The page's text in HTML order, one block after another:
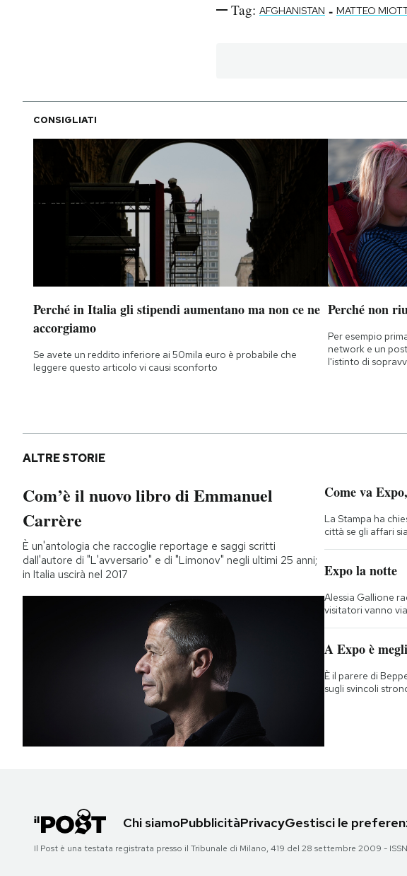
Tag: AFGHANISTAN - MATTEO
CONSIGLIATI
Perché in Italia gli stipendi aumentano ma non ce ne
accorgiamo
Se avete un reddito inferiore ai 50mila euro è probabile che
leggere questo articolo vi causi sconforto
Perché non
Per esempio
network e un
l'istinto di
ALTRE STORIE
Com’è il nuovo libro di Emmanuel
Carrère
È un'antologia che raccoglie reportage e saggi scritti
dall'autore di "L'avversario" e di "Limonov" negli ultimi 25 anni;
in Italia uscirà nel 2017
Come va
La Stampa ha
città se gli affari
Expo la notte
Alessia Gallione
visitatori vanno
A Expo è
È il parere di
sugli svincoli
Chi siamoPubblicitàPrivacyGestisci le
Il Post è una testata registrata presso il Tribunale di Milano, 419 del 28 settembre 2009 -